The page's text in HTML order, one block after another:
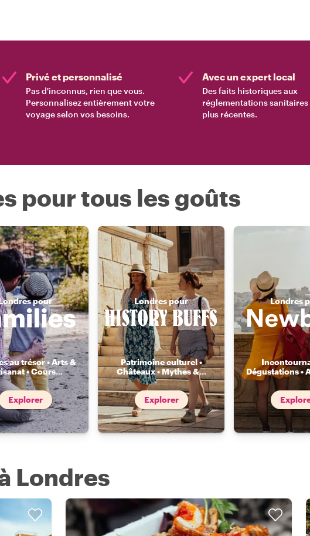
Privé et personnalisé
Pas d'inconnus, rien que vous.
Personnalisez entièrement votre
voyage selon vos besoins.
Avec un expert local
Des faits historiques aux
réglementations sanitaires
plus récentes.
pour tous les goûts
pour
au trésor • Arts &
• Cours...
Explorer
Londres pour
Patrimoine culturel •
Châteaux • Mythes &...
Explorer
Londres
Dégustations •
Londres